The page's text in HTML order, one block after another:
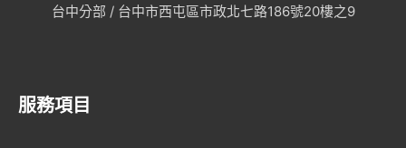
台中分部 / 台中市西屯區市政北七路186號20樓之9
服務項目